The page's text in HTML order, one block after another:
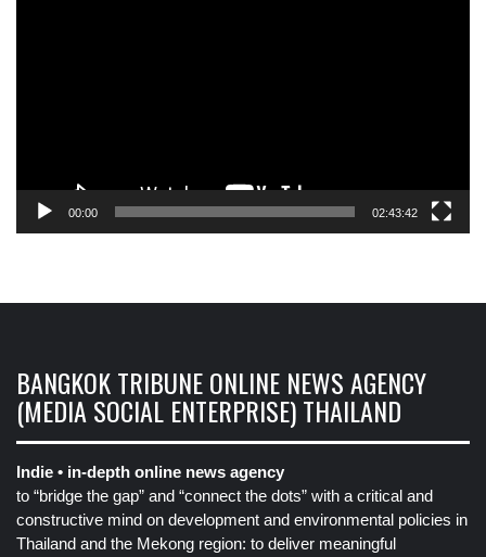
00:00 02:43:42
BANGKOK TRIBUNE ONLINE NEWS AGENCY
(MEDIA SOCIAL ENTERPRISE) THAILAND
Indie • in-depth online news agency
to “bridge the gap” and “connect the dots” with a critical and
constructive mind on development and environmental policies in
Thailand and the Mekong region: to deliver meaningful